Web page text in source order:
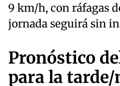
9 km/h, con ráfagas
jornada seguirá sin
Pronóstico
para la tarde/